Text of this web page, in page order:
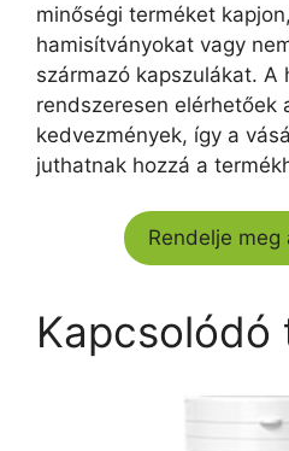
minőségi terméket
hamisítványokat vagy
származó kapszulákat. A
rendszeresen elérhetőek
kedvezmények, így a
juthatnak hozzá a
Rendelje
Kapcsolódó